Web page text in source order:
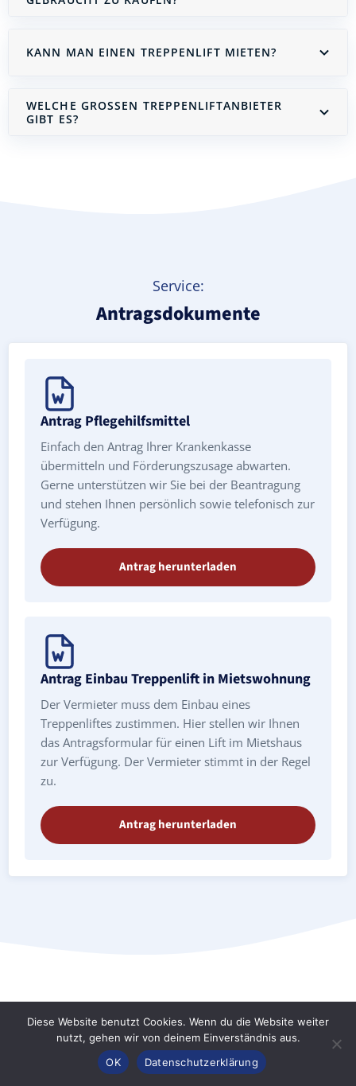
KANN MAN EINEN TREPPENLIFT MIETEN?
WELCHE GROSSEN TREPPENLIFTANBIETER G
IBT ES?
Service:
Antragsdokumente
Antrag Pflegehilfsmittel
Einfach den Antrag Ihrer Krankenkasse
übermitteln und Förderungszusage abwarten.
Gerne unterstützen wir Sie bei der Beantragung
und stehen Ihnen persönlich sowie telefonisch zur
Verfügung.
Antrag herunterladen
Antrag Einbau Treppenlift in Mietswohnung
Der Vermieter muss dem Einbau eines
Treppenliftes zustimmen. Hier stellen wir Ihnen
das Antragsformular für einen Lift im Mietshaus
zur Verfügung. Der Vermieter stimmt in der Regel
zu.
Antrag herunterladen
Treppenlift Harth-Pöllnitz Niederpöllnitz:
Preise & Kosten
Konfigurator
Diese Website benutzt Cookies. Wenn du die Website weiter
nutzt, gehen wir von deinem Einverständnis aus.
OK
Datenschutzerklärung